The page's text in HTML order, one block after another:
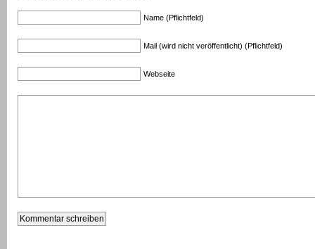
Name (Pflichtfeld)
Mail (wird nicht veröffentlicht) (Pflichtfeld)
Webseite